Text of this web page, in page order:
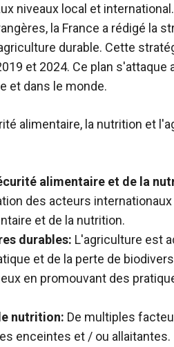
niveaux local et
la France a rédigé la
durable. Cette
et 2024. Ce plan s'attaque
et dans le monde.
alimentaire, la nutrition et
alimentaire et de la
des acteurs
et de la nutrition.
durables: L'agriculture est
et de la perte de
en promouvant des
nutrition: De multiples
enceintes et / ou allaitantes.